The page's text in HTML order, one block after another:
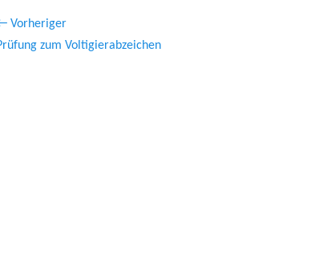
Vorheriger
zum Voltigierabzeichen